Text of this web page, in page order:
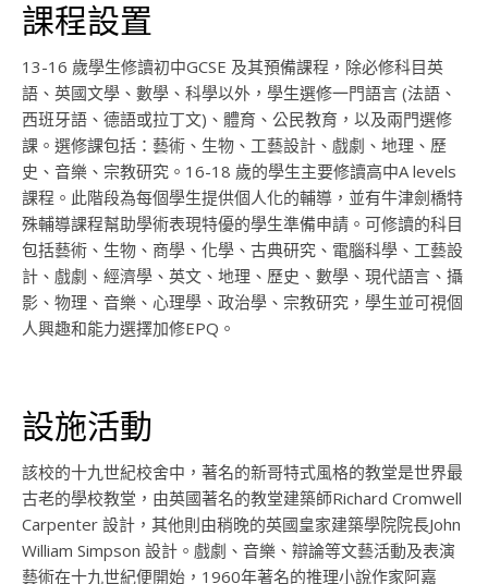
課程設置
13-16 歲學生修讀初中GCSE 及其預備課程，除必修科目英
語、英國文學、數學、科學以外，學生選修一門語言 (法語、
西班牙語、德語或拉丁文)、體育、公民教育，以及兩門選修
課。選修課包括：藝術、生物、工藝設計、戲劇、地理、歷
史、音樂、宗教研究。16-18 歲的學生主要修讀高中A levels
課程。此階段為每個學生提供個人化的輔導，並有牛津劍橋特
殊輔導課程幫助學術表現特優的學生準備申請。可修讀的科目
包括藝術、生物、商學、化學、古典研究、電腦科學、工藝設
計、戲劇、經濟學、英文、地理、歷史、數學、現代語言、攝
影、物理、音樂、心理學、政治學、宗教研究，學生並可視個
人興趣和能力選擇加修EPQ。
設施活動
該校的十九世紀校舍中，著名的新哥特式風格的教堂是世界最
古老的學校教堂，由英國著名的教堂建築師Richard Cromwell
Carpenter 設計，其他則由稍晚的英國皇家建築學院院長John
William Simpson 設計。戲劇、音樂、辯論等文藝活動及表演
藝術在十九世紀便開始，1960年著名的推理小說作家阿嘉